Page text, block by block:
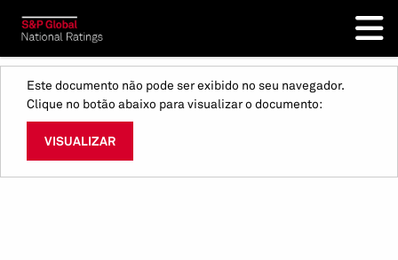
Este documento não pode ser exibido no seu navegador.
Clique no botão abaixo para visualizar o documento:
VISUALIZAR